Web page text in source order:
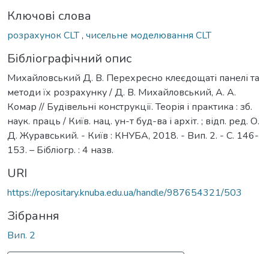
Ключові слова
розрахунок CLT, чисельне моделювання CLT
Бібліографічний опис
Михайловський Д. В. Перехресно клеєдощаті панелі та
методи їх розрахунку / Д. В. Михайловський, А. А.
Комар // Будівельні конструкції. Теорія і практика : зб.
наук. праць / Київ. нац. ун-т буд-ва і архіт. ; відп. ред. О.
Д. Журавський. - Київ : КНУБА, 2018. - Вип. 2. - С. 146-
153. – Бібліогр. : 4 назв.
URI
https://repositary.knuba.edu.ua/handle/987654321/503
Зібрання
Вип. 2